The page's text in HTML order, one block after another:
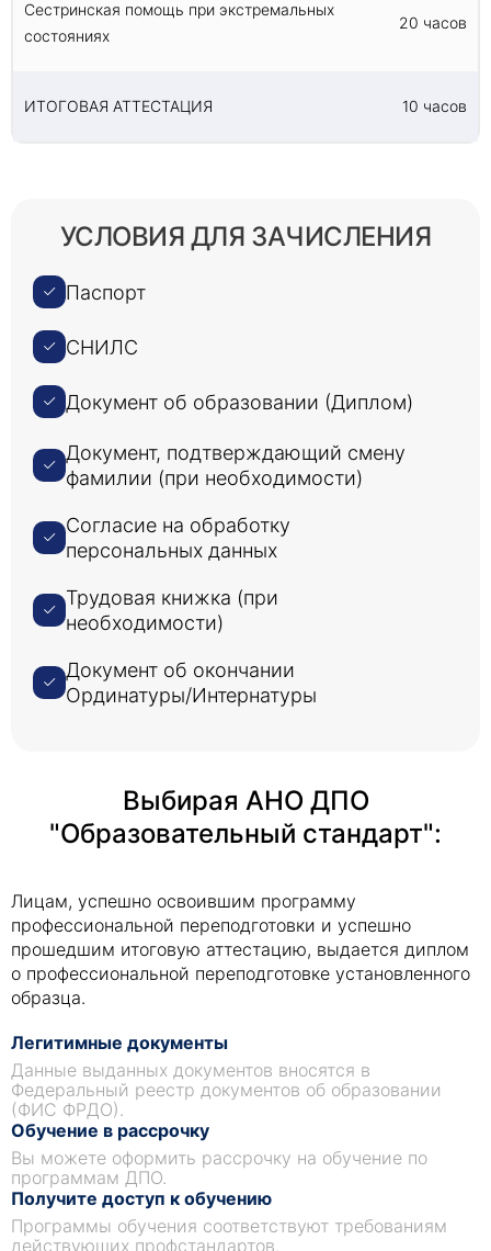
Сестринская помощь при экстремальных
состояниях
20 часов
ИТОГОВАЯ АТТЕСТАЦИЯ 10 часов
УСЛОВИЯ ДЛЯ ЗАЧИСЛЕНИЯ
Паспорт
СНИЛС
Документ об образовании (Диплом)
Документ, подтверждающий смену
фамилии (при необходимости)
Согласие на обработку
персональных данных
Трудовая книжка (при
необходимости)
Документ об окончании
Ординатуры/Интернатуры
Выбирая АНО ДПО
"Образовательный стандарт":
Лицам, успешно освоившим программу
профессиональной переподготовки и успешно
прошедшим итоговую аттестацию, выдается диплом
о профессиональной переподготовке установленного
образца.
Легитимные документы
Данные выданных документов вносятся в
Федеральный реестр документов об образовании
(ФИС ФРДО).
Обучение в рассрочку
Вы можете оформить рассрочку на обучение по
программам ДПО.
Получите доступ к обучению
Программы обучения соответствуют требованиям
действующих профстандартов.